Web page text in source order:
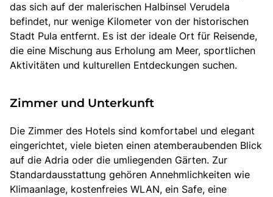
das sich auf der malerischen Halbinsel Verudela
befindet, nur wenige Kilometer von der historischen
Stadt Pula entfernt. Es ist der ideale Ort für Reisende,
die eine Mischung aus Erholung am Meer, sportlichen
Aktivitäten und kulturellen Entdeckungen suchen.
Zimmer und Unterkunft
Die Zimmer des Hotels sind komfortabel und elegant
eingerichtet, viele bieten einen atemberaubenden Blick
auf die Adria oder die umliegenden Gärten. Zur
Standardausstattung gehören Annehmlichkeiten wie
Klimaanlage, kostenfreies WLAN, ein Safe, eine